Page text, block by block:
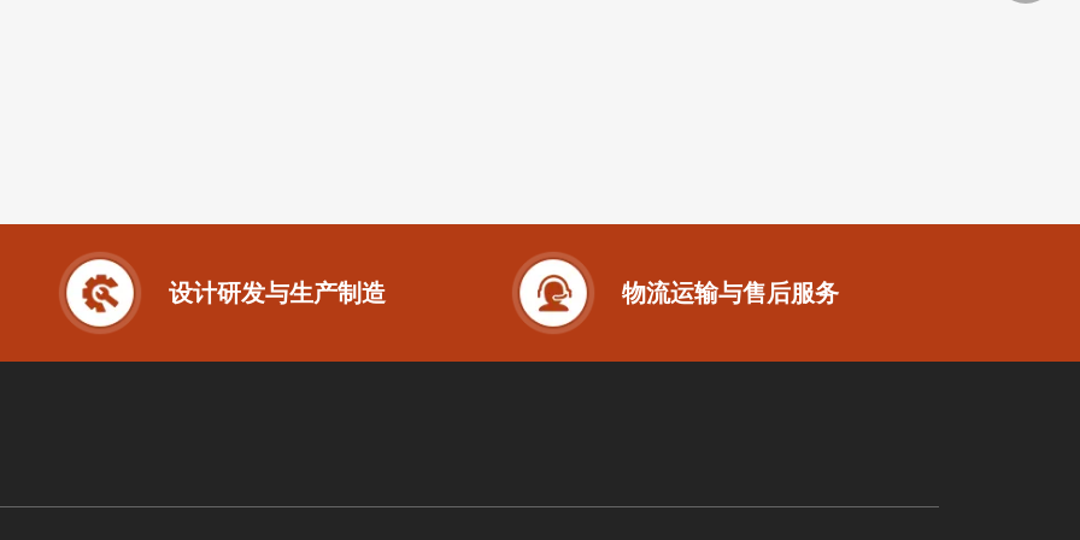
设计研发与生产制造 物流运输与售后服务